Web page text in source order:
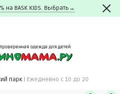
на BASK KIDS. Выбрать→
парк | Ежедневно c 10 до 20